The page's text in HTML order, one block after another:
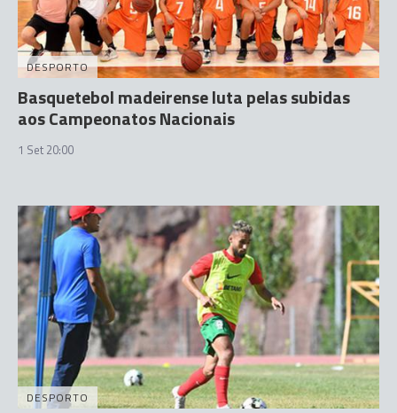
DESPORTO
Basquetebol madeirense luta pelas subidas
aos Campeonatos Nacionais
1 Set 20:00
DESPORTO